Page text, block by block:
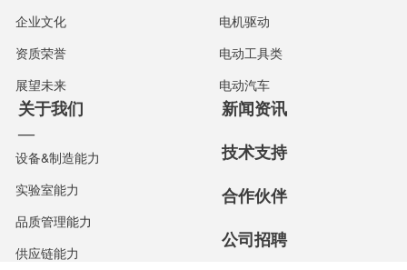
企业文化
资质荣誉
展望未来
电机驱动
电动工具类
电动汽车
关于我们
—
设备&制造能力
实验室能力
品质管理能力
供应链能力
新闻资讯
技术支持
合作伙伴
公司招聘